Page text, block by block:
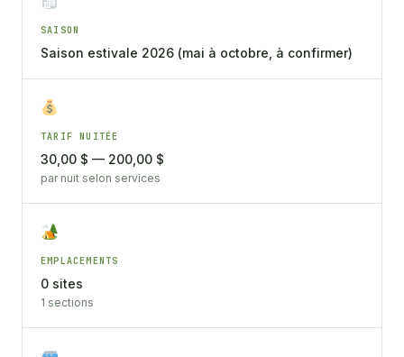
SAISON
Saison estivale 2026 (mai à octobre, à confirmer)
TARIF NUITÉE
30,00 $ — 200,00 $
par nuit selon services
EMPLACEMENTS
0 sites
1 sections